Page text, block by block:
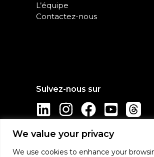
We value your privacy
We use cookies to enhance your
L’équipe
Contactez-nous